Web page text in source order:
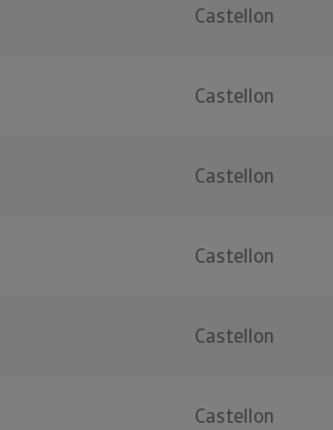
Castellon
Castellon
Castellon
Castellon
Castellon
Castellon